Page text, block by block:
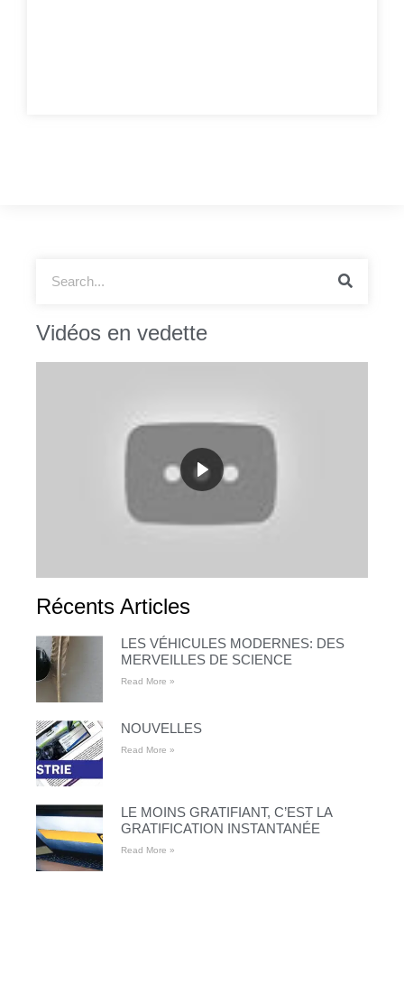
Vidéos en vedette
Récents Articles
LES VÉHICULES MODERNES: DES
MERVEILLES DE SCIENCE
Read More »
NOUVELLES
Read More »
LE MOINS GRATIFIANT, C’EST LA
GRATIFICATION INSTANTANÉE
Read More »